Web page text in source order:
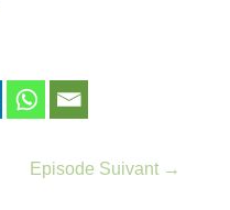
Episode Suivant →